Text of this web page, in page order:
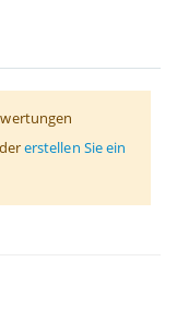
erstellen Sie ein